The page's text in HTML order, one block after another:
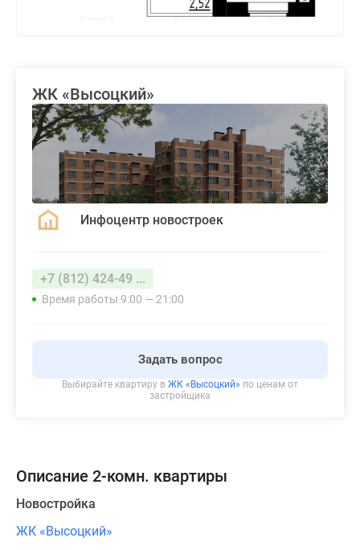
ЖК «Высоцкий»
Инфоцентр новостроек
+7 (812) 424-49 ...
Время работы 9:00 — 21:00
Задать вопрос
Выбирайте квартиру в ЖК «Высоцкий» по ценам от
застройщика
Описание 2-комн. квартиры
Новостройка
ЖК «Высоцкий»